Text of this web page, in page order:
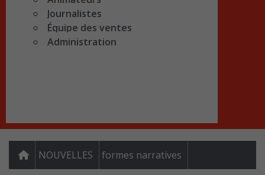
Journalistes
Équipe des ventes
Administration
NOUVELLES formes narratives